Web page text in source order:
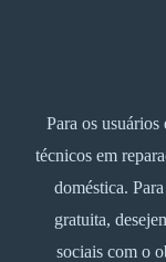
Para os usuários
técnicos em
doméstica.
gratuita,
sociais com o